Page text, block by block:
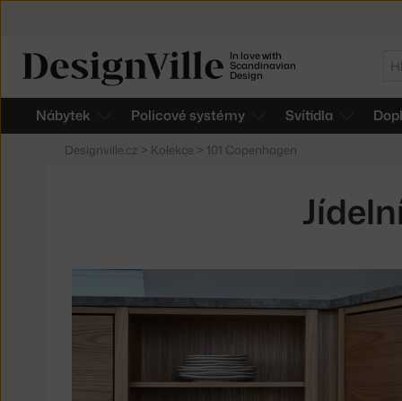
In love with
Scandinavian
Design
Nábytek Policové systémy Svítidla
Designville.cz > Kolekce > 101 Copenhagen
v